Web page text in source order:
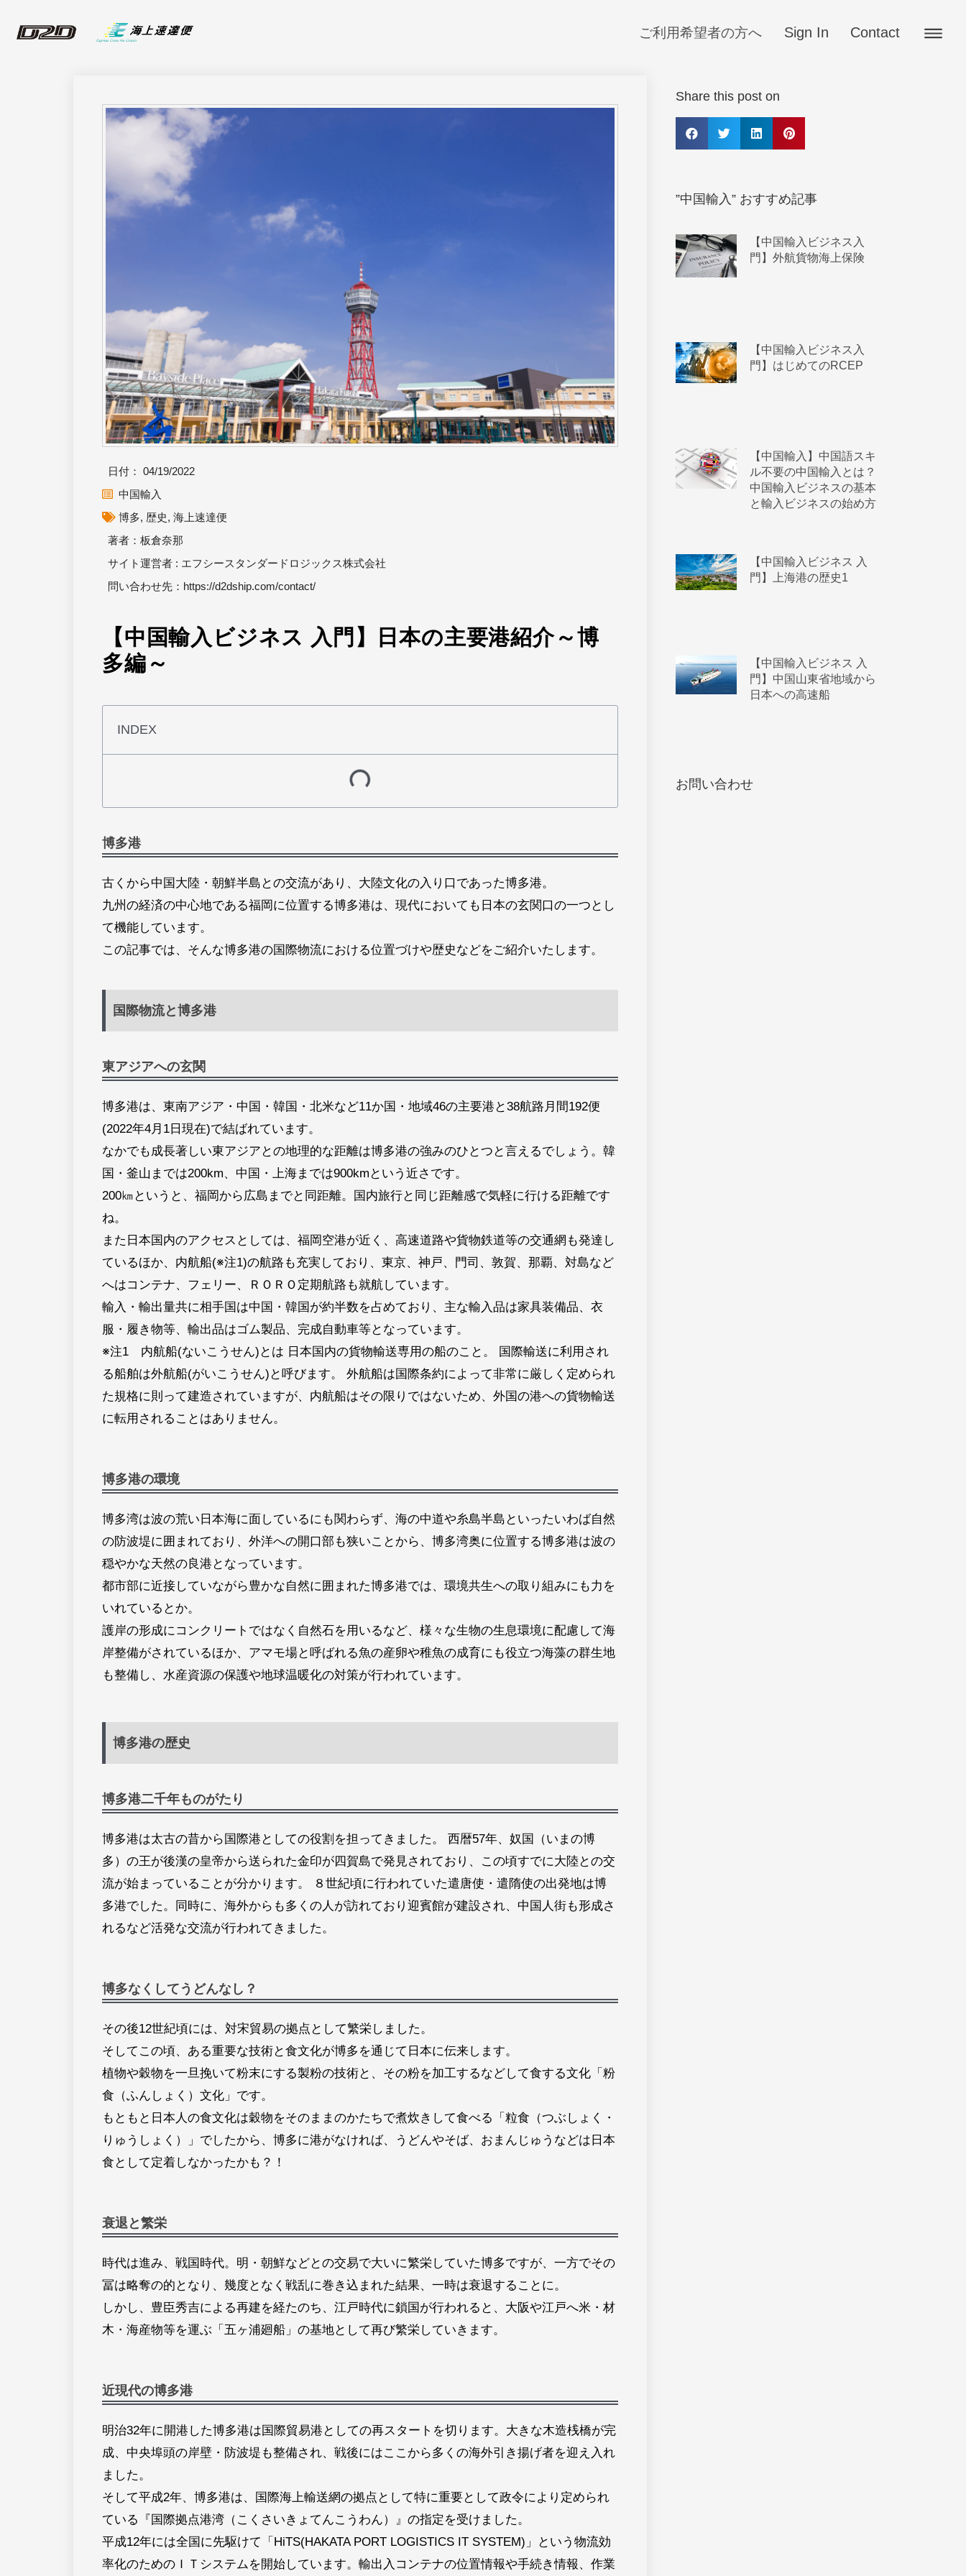
ご利用希望者の方へ Sign In Contact
日付： 04/19/2022
中国輸入
博多, 歴史, 海上速達便
著者：板倉奈那
サイト運営者 : エフシースタンダードロジックス株式会社
問い合わせ先： https://d2dship.com/contact/
【中国輸入ビジネス 入門】日本の主要港紹介～博
多編～
INDEX
博多港
古くから中国大陸・朝鮮半島との交流があり、大陸文化の入り口であった博多港。
九州の経済の中心地である福岡に位置する博多港は、現代においても日本の玄関口の一つとし
て機能しています。
この記事では、そんな博多港の国際物流における位置づけや歴史などをご紹介いたします。
国際物流と博多港
東アジアへの玄関
博多港は、東南アジア・中国・韓国・北米など11か国・地域46の主要港と38航路月間192便
(2022年4月1日現在)で結ばれています。
なかでも成長著しい東アジアとの地理的な距離は博多港の強みのひとつと言えるでしょう。韓
国・釜山までは200km、中国・上海までは900kmという近さです。
200㎞というと、福岡から広島までと同距離。国内旅行と同じ距離感で気軽に行ける距離です
ね。
また日本国内のアクセスとしては、福岡空港が近く、高速道路や貨物鉄道等の交通網も発達し
ているほか、内航船(※注1)の航路も充実しており、東京、神戸、門司、敦賀、那覇、対島など
へはコンテナ、フェリー、ＲＯＲＯ定期航路も就航しています。
輸入・輸出量共に相手国は中国・韓国が約半数を占めており、主な輸入品は家具装備品、衣
服・履き物等、輸出品はゴム製品、完成自動車等となっています。
※注1 内航船(ないこうせん)とは 日本国内の貨物輸送専用の船のこと。 国際輸送に利用され
る船舶は外航船(がいこうせん)と呼びます。 外航船は国際条約によって非常に厳しく定められ
た規格に則って建造されていますが、内航船はその限りではないため、外国の港への貨物輸送
に転用されることはありません。
博多港の環境
博多湾は波の荒い日本海に面しているにも関わらず、海の中道や糸島半島といったいわば自然
の防波堤に囲まれており、外洋への開口部も狭いことから、博多湾奥に位置する博多港は波の
穏やかな天然の良港となっています。
都市部に近接していながら豊かな自然に囲まれた博多港では、環境共生への取り組みにも力を
いれているとか。
護岸の形成にコンクリートではなく自然石を用いるなど、様々な生物の生息環境に配慮して海
岸整備がされているほか、アマモ場と呼ばれる魚の産卵や稚魚の成育にも役立つ海藻の群生地
も整備し、水産資源の保護や地球温暖化の対策が行われています。
博多港の歴史
博多港二千年ものがたり
博多港は太古の昔から国際港としての役割を担ってきました。 西暦57年、奴国（いまの博
多）の王が後漢の皇帝から送られた金印が四賀島で発見されており、この頃すでに大陸との交
流が始まっていることが分かります。 ８世紀頃に行われていた遣唐使・遣隋使の出発地は博
多港でした。同時に、海外からも多くの人が訪れており迎賓館が建設され、中国人街も形成さ
れるなど活発な交流が行われてきました。
博多なくしてうどんなし？
その後12世紀頃には、対宋貿易の拠点として繁栄しました。
そしてこの頃、ある重要な技術と食文化が博多を通じて日本に伝来します。
植物や穀物を一旦挽いて粉末にする製粉の技術と、その粉を加工するなどして食する文化「粉
食（ふんしょく）文化」です。
もともと日本人の食文化は穀物をそのままのかたちで煮炊きして食べる「粒食（つぶしょく・
りゅうしょく）」でしたから、博多に港がなければ、うどんやそば、おまんじゅうなどは日本
食として定着しなかったかも？！
衰退と繁栄
時代は進み、戦国時代。明・朝鮮などとの交易で大いに繁栄していた博多ですが、一方でその
冨は略奪の的となり、幾度となく戦乱に巻き込まれた結果、一時は衰退することに。
しかし、豊臣秀吉による再建を経たのち、江戸時代に鎖国が行われると、大阪や江戸へ米・材
木・海産物等を運ぶ「五ヶ浦廻船」の基地として再び繁栄していきます。
近現代の博多港
明治32年に開港した博多港は国際貿易港としての再スタートを切ります。大きな木造桟橋が完
成、中央埠頭の岸壁・防波堤も整備され、戦後にはここから多くの海外引き揚げ者を迎え入れ
ました。
そして平成2年、博多港は、国際海上輸送網の拠点として特に重要として政令により定められ
ている『国際拠点港湾（こくさいきょてんこうわん）』の指定を受けました。
平成12年には全国に先駆けて「HiTS(HAKATA PORT LOGISTICS IT SYSTEM)」という物流効
率化のためのＩＴシステムを開始しています。輸出入コンテナの位置情報や手続き情報、作業
Share this post on
”中国輸入” おすすめ記事
【中国輸入ビジネス入
門】外航貨物海上保険
【中国輸入ビジネス入
門】はじめてのRCEP
【中国輸入】中国語スキ
ル不要の中国輸入とは？
中国輸入ビジネスの基本
と輸入ビジネスの始め方
【中国輸入ビジネス 入
門】上海港の歴史1
【中国輸入ビジネス 入
門】中国山東省地域から
日本への高速船
お問い合わせ